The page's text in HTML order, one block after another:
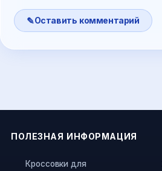
Оставить комментарий
ПОЛЕЗНАЯ ИНФОРМАЦИЯ
Кроссовки для